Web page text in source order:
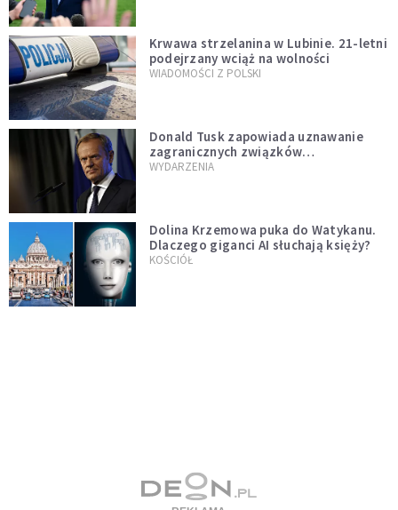
Krwawa strzelanina w Lubinie. 21-letni
podejrzany wciąż na wolności
WIADOMOŚCI Z POLSKI
Donald Tusk zapowiada uznawanie
zagranicznych związków
jednopłciowych. "Państwo oblało ten
WYDARZENIA
Dolina Krzemowa puka do Watykanu.
Dlaczego giganci AI słuchają księży?
KOŚCIÓŁ